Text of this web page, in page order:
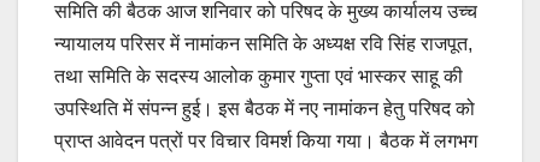
समिति की बैठक आज शनिवार को परिषद के मुख्य कार्यालय उच्च
न्यायालय परिसर में नामांकन समिति के अध्यक्ष रवि सिंह राजपूत,
तथा समिति के सदस्य आलोक कुमार गुप्ता एवं भास्कर साहू की
उपस्थिति में संपन्न हुई। इस बैठक में नए नामांकन हेतु परिषद को
प्राप्त आवेदन पत्रों पर विचार विमर्श किया गया। बैठक में लगभग